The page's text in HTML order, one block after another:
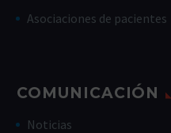
Asociaciones de pacientes
COMUNICACIÓN
Noticias